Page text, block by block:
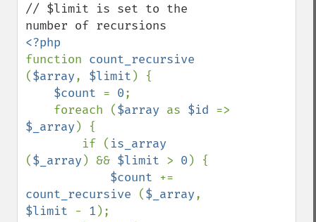
// $limit is set to the
function
($array, $limit ) {
$count = 0;
    foreach (
$array as $id
$_array ) {
        if (
($_array ) && $limit > 0 ) {
$count
count_recursive ($_array
$limit - 1 );